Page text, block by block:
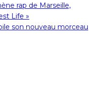
rap de Marseille,
Life »
son nouveau morceau